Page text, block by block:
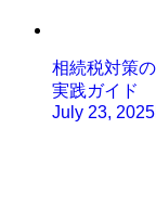
相続税対策
実践ガイド
July 23, 2025